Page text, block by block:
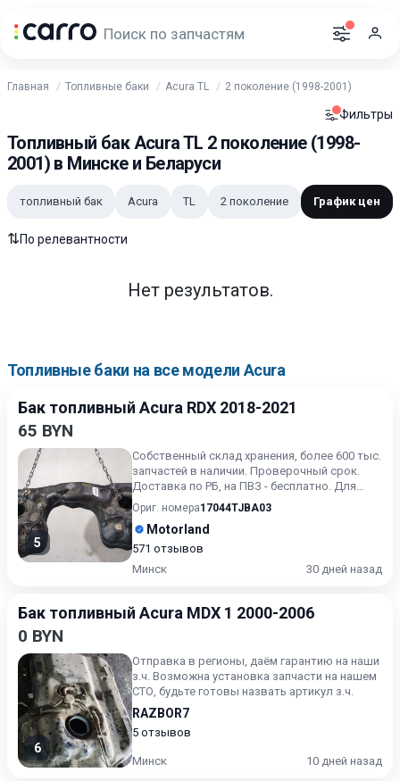
Главная Топливные баки Acura TL 2 поколение (1998-2001)
Фильтры
Топливный бак Acura TL 2 поколение (1998-
2001) в Минске и Беларуси
топливный бак Acura TL 2 поколение График цен
⇅По релевантности
Нет результатов.
Топливные баки на все модели Acura
Бак топливный Acura RDX 2018-2021
65 BYN
5
Собственный склад хранения, более 600 тыс.
запчастей в наличии. Проверочный срок.
Доставка по РБ, на ПВЗ - бесплатно. Для
получения актуальн...
Ориг. номера17044TJBA03
Motorland
571 отзывов
Минск
30 дней назад
Бак топливный Acura MDX 1 2000-2006
0 BYN
6
Отправка в регионы, даём гарантию на наши
з.ч. Возможна установка запчасти на нашем
СТО, будьте готовы назвать артикул з.ч.
RAZBOR7
5 отзывов
Минск 10 дней назад